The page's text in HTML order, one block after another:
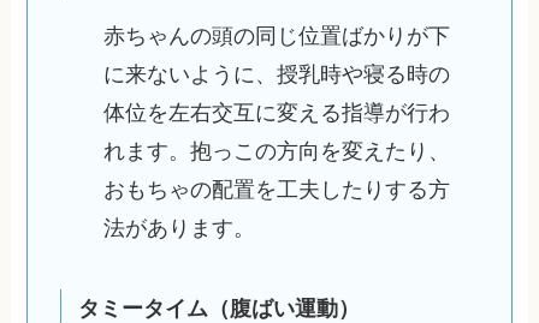
赤ちゃんの頭の同じ位置ばかりが下
に来ないように、授乳時や寝る時の
体位を左右交互に変える指導が行わ
れます。抱っこの方向を変えたり、
おもちゃの配置を工夫したりする方
法があります。
タミータイム（腹ばい運動）